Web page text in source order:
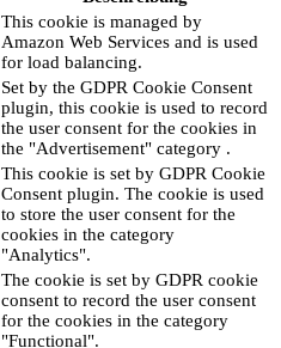
This cookie is managed by
Amazon Web Services and is used
for load balancing.
Set by the GDPR Cookie Consent
plugin, this cookie is used to record
the user consent for the cookies in
the "Advertisement" category .
This cookie is set by GDPR Cookie
Consent plugin. The cookie is used
to store the user consent for the
cookies in the category
"Analytics".
The cookie is set by GDPR cookie
consent to record the user consent
for the cookies in the category
"Functional".